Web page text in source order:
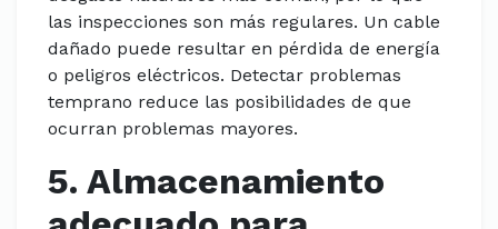
las inspecciones son más regulares. Un cable
dañado puede resultar en pérdida de energía
o peligros eléctricos. Detectar problemas
temprano reduce las posibilidades de que
ocurran problemas mayores.
5. Almacenamiento